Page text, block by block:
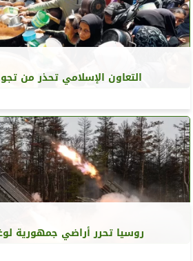
التعاون الإسلامي تحذر من
روسيا تحرر أراضي جمهورية